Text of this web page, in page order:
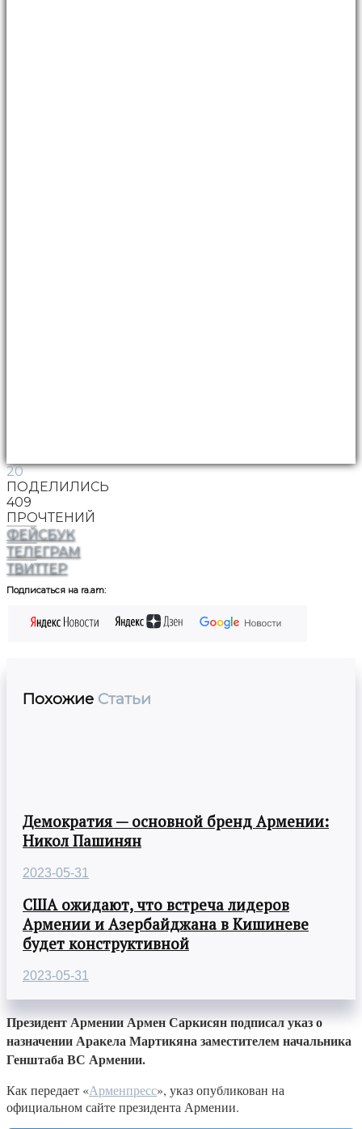
20
ПОДЕЛИЛИСЬ
409
ПРОЧТЕНИЙ
ФЕЙСБУК
ТЕЛЕГРАМ
ТВИТТЕР
Подписаться на ra.am:
Похожие Статьи
Демократия — основной бренд Армении:
Никол Пашинян
2023-05-31
США ожидают, что встреча лидеров
Армении и Азербайджана в Кишиневе
будет конструктивной
2023-05-31
Президент Армении Армен Саркисян подписал указ о
назначении Аракела Мартикяна заместителем начальника
Генштаба ВС Армении.
Как передает «Арменпресс», указ опубликован на
официальном сайте президента Армении.